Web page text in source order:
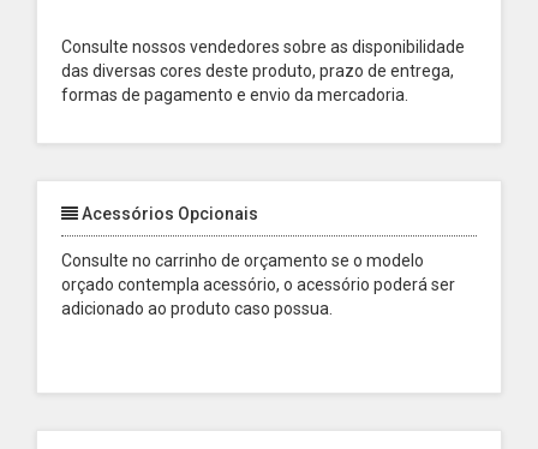
Consulte nossos vendedores sobre as disponibilidade
das diversas cores deste produto, prazo de entrega,
formas de pagamento e envio da mercadoria.
Acessórios Opcionais
Consulte no carrinho de orçamento se o modelo
orçado contempla acessório, o acessório poderá ser
adicionado ao produto caso possua.